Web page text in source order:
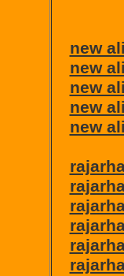
new
new
new
new
new